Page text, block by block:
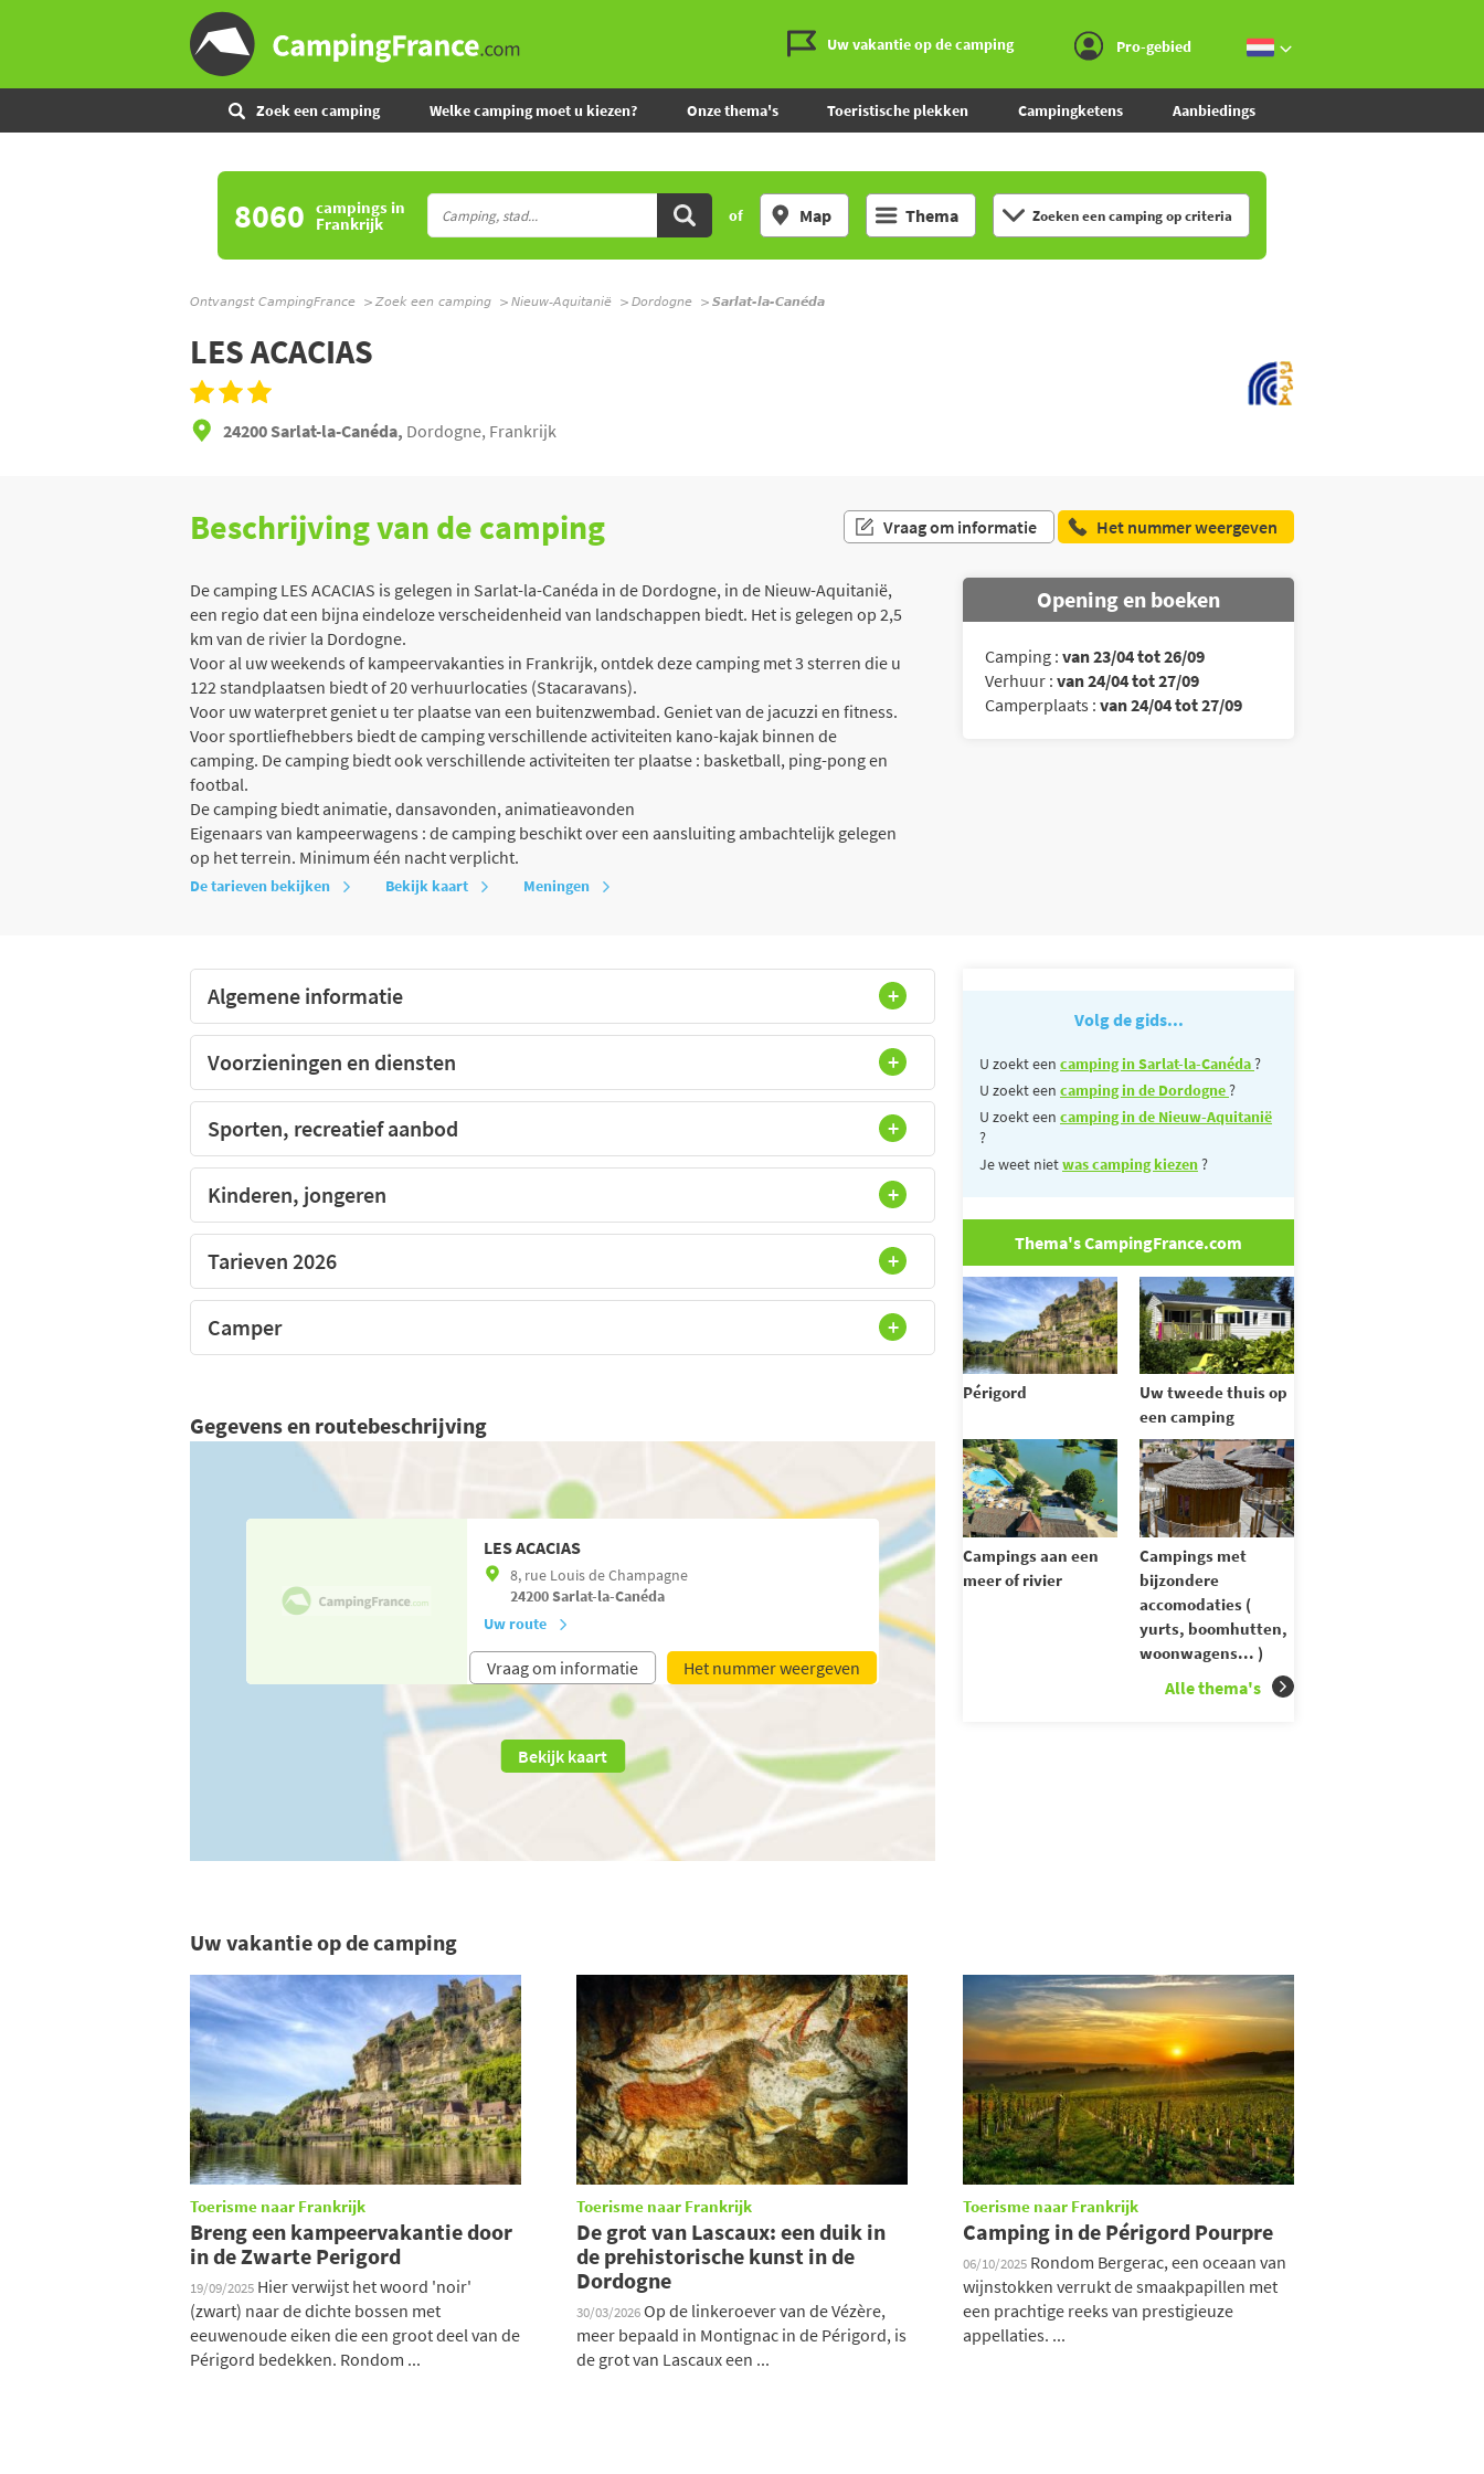
Uw vakantie op de camping Pro-gebied
Zoek een camping Welke camping moet u kiezen? Onze thema's Toeristische plekken Campingketens Aanbiedings
8060 campingsin
Frankrijk of Map Thema Zoeken een camping op criteria
Ontvangst CampingFrance Zoek een camping Nieuw-Aquitanië Dordogne Sarlat-la-Canéda
LES ACACIAS
24200 Sarlat-la-Canéda, Dordogne, Frankrijk
Beschrijving van de camping Vraag om informatie Het nummer weergeven
De camping LES ACACIAS is gelegen in Sarlat-la-Canéda in de Dordogne, in de Nieuw-Aquitanië,
een regio dat een bijna eindeloze verscheidenheid van landschappen biedt. Het is gelegen op 2,5
km van de rivier la Dordogne.
Voor al uw weekends of kampeervakanties in Frankrijk, ontdek deze camping met 3 sterren die u
122 standplaatsen biedt of 20 verhuurlocaties (Stacaravans).
Voor uw waterpret geniet u ter plaatse van een buitenzwembad. Geniet van de jacuzzi en fitness.
Voor sportliefhebbers biedt de camping verschillende activiteiten kano-kajak binnen de
camping. De camping biedt ook verschillende activiteiten ter plaatse : basketball, ping-pong en
footbal.
De camping biedt animatie, dansavonden, animatieavonden
Eigenaars van kampeerwagens : de camping beschikt over een aansluiting ambachtelijk gelegen
op het terrein. Minimum één nacht verplicht.
Opening en boeken
Camping : van 23/04 tot 26/09
Verhuur : van 24/04 tot 27/09
Camperplaats : van 24/04 tot 27/09
De tarieven bekijken Bekijk kaart Meningen
Algemene informatie
Voorzieningen en diensten
Sporten, recreatief aanbod
Kinderen, jongeren
Tarieven 2026
Camper
Gegevens en routebeschrijving
LES ACACIAS
8, rue Louis de Champagne
24200Sarlat-la-Canéda
Uw route
Vraag om informatie Het nummer weergeven
Bekijk kaart
Volg de gids...
U zoekt een camping in Sarlat-la-Canéda?
U zoekt een camping in de Dordogne?
U zoekt een camping in de Nieuw-Aquitanië
?
Je weet nietwas camping kiezen?
Thema's CampingFrance.com
Périgord
Uw tweede thuis op
een camping
Campings aan een
meer of rivier
Campings met
bijzondere
accomodaties (
yurts, boomhutten,
woonwagens... )
Alle thema's
Uw vakantie op de camping
Toerisme naar Frankrijk
Breng een kampeervakantie door
in de Zwarte Perigord
19/09/2025 Hier verwijst het woord 'noir'
(zwart) naar de dichte bossen met
eeuwenoude eiken die een groot deel van de
Périgord bedekken. Rondom ...
Toerisme naar Frankrijk
De grot van Lascaux: een duik in
de prehistorische kunst in de
Dordogne
30/03/2026Op de linkeroever van de Vézère,
meer bepaald in Montignac in de Périgord, is
de grot van Lascaux een ...
Toerisme naar Frankrijk
Camping in de Périgord Pourpre
06/10/2025 Rondom Bergerac, een oceaan van
wijnstokken verrukt de smaakpapillen met
een prachtige reeks van prestigieuze
appellaties. ...